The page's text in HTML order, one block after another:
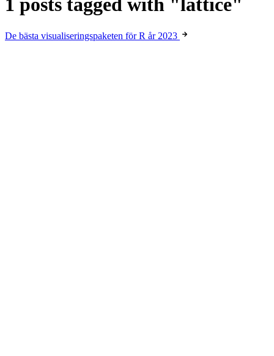
1 posts tagged with "lattice"
De bästa visualiseringspaketen för R år 2023